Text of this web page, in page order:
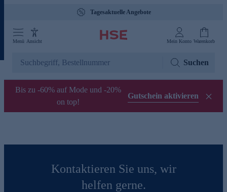
Tagesaktuelle Angebote
Menü Ansicht Mein Konto Warenkorb
Suchen
Bis zu -60% auf Mode und -20%
on top!
Gutschein aktivieren
Kontaktieren Sie uns, wir
helfen gerne.